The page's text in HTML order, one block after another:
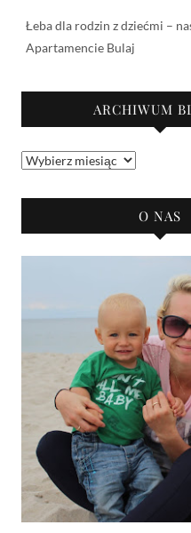
Łeba dla rodzin z dziećmi –
Apartamencie Bulaj
ARCHIWUM
Archiwum
O NAS